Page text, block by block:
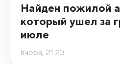
Найден пожилой
который ушел за
июле
вчера, 21:23